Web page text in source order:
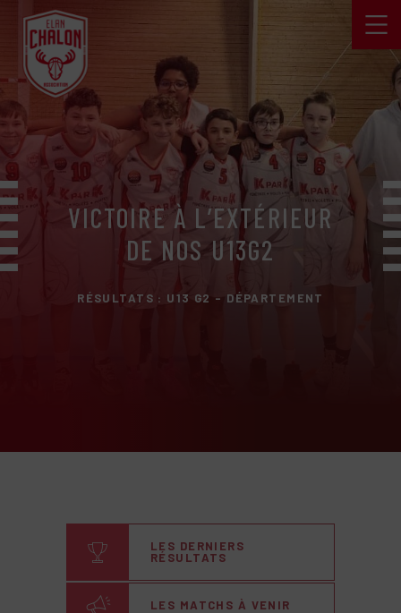
VICTOIRE À L’EXTÉRIEUR
DE NOS U13G2
RÉSULTATS : U13 G2 - DÉPARTEMENT
LES DERNIERS
RÉSULTATS
LES MATCHS À VENIR